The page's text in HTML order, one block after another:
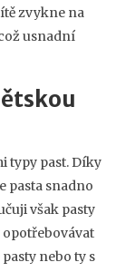
zvykne na
usnadní
typy past. Díky
pasta snadno
však pasty
nebo ty s